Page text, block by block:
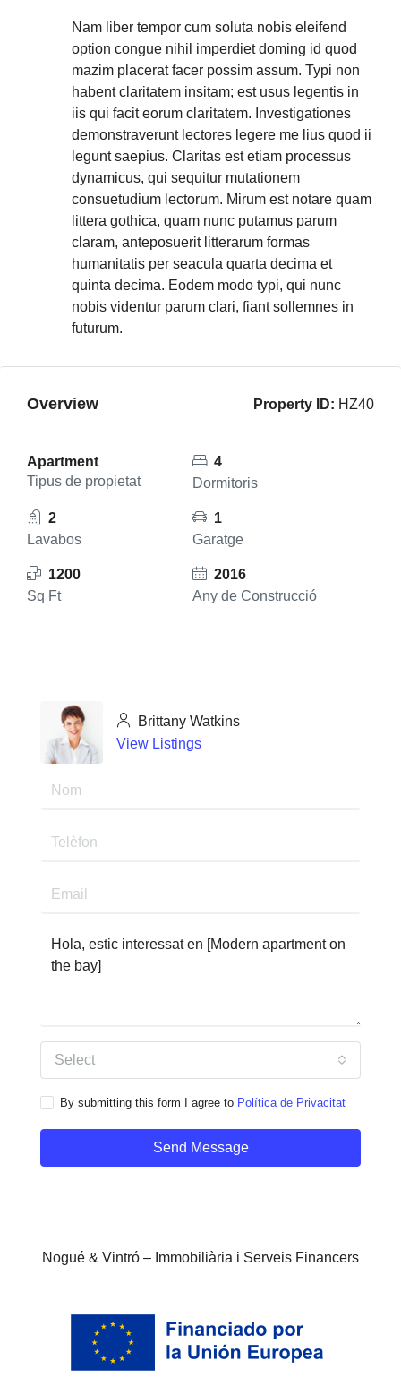
Nam liber tempor cum soluta nobis eleifend
option congue nihil imperdiet doming id quod
mazim placerat facer possim assum. Typi non
habent claritatem insitam; est usus legentis in
iis qui facit eorum claritatem. Investigationes
demonstraverunt lectores legere me lius quod ii
legunt saepius. Claritas est etiam processus
dynamicus, qui sequitur mutationem
consuetudium lectorum. Mirum est notare quam
littera gothica, quam nunc putamus parum
claram, anteposuerit litterarum formas
humanitatis per seacula quarta decima et
quinta decima. Eodem modo typi, qui nunc
nobis videntur parum clari, fiant sollemnes in
futurum.
Overview Property ID: HZ40
Apartment
Tipus de propietat
4
Dormitoris
2
Lavabos
1
Garatge
1200
Sq Ft
2016
Any de Construcció
Brittany Watkins
View Listings
Select
By submitting this form I agree to Política de Privacitat
Send Message
Nogué & Vintró – Immobiliària i Serveis Financers